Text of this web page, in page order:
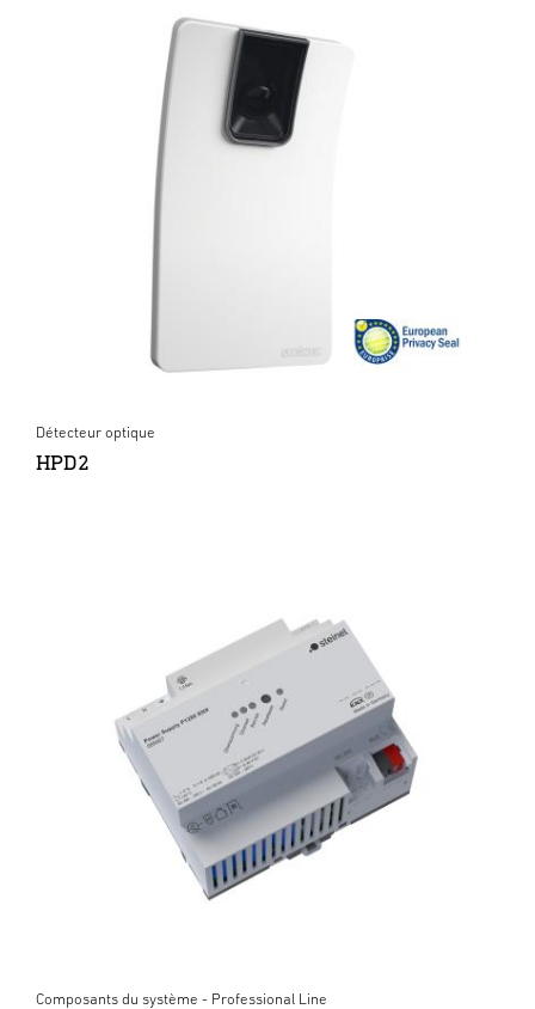
Détecteur optique
HPD2
Composants du système - Professional Line